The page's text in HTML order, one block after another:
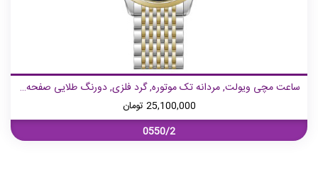
ساعت مچی ویولت, مردانه تک موتوره, گرد فلزی, دورنگ طلایی صفحه سرمه ای
25,100,000 تومان
0550/2